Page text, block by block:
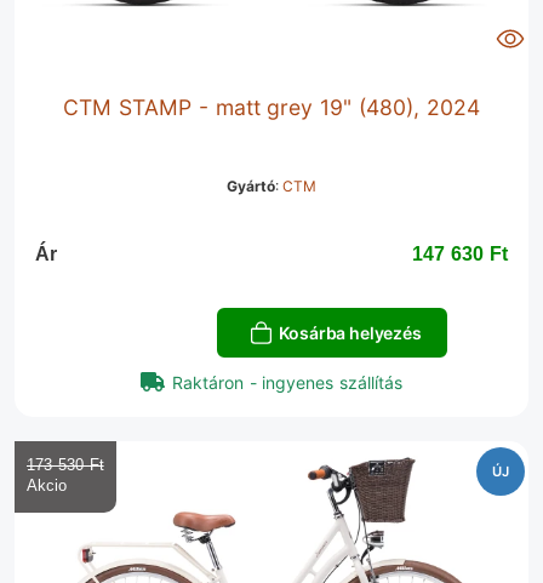
CTM STAMP - matt grey 19" (480), 2024
Gyártó:CTM
Ár 147 630 Ft‎
Kosárba helyezés
Raktáron - ingyenes szállítás
ÚJ
173 530 Ft‎